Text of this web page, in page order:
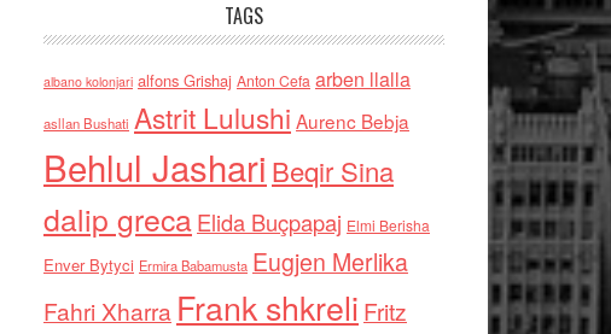
TAGS
albano kolonjari alfons Grishaj Anton Cefa arben llalla
asllan Bushati Astrit Lulushi Aurenc Bebja
Behlul Jashari Beqir Sina
dalip grecaElida Buçpapaj Elmi Berisha
Enver Bytyci Ermira Babamusta Eugjen Merlika
Fahri Xharra Frank shkreli Fritz